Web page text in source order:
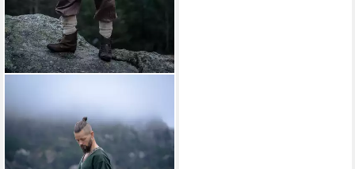
Wikinger-Kostüm Tunika
kurzarm "Loki" mit Bordüre,
V-Ausschnitt, seitliche
Schlitze